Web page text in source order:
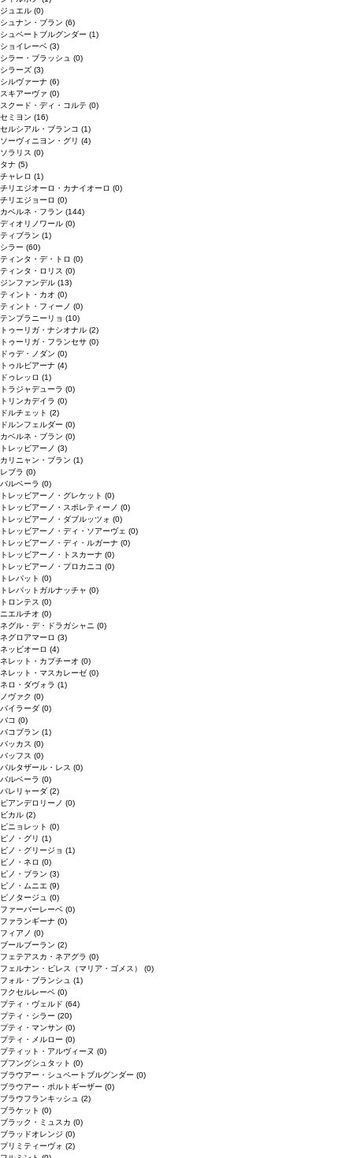
ジュエル (0)
シュナン・ブラン (6)
シュペートブルグンダー (1)
ショイレーベ (3)
シラー・ブラッシュ (0)
シラーズ (3)
シルヴァーナ (6)
スキアーヴァ (0)
スクード・ディ・コルテ (0)
セミヨン (16)
セルシアル・ブランコ (1)
ソーヴィニヨン・グリ (4)
ソラリス (0)
タナ (5)
チャレロ (1)
チリエジオーロ・カナイオーロ (0)
チリエジョーロ (0)
カベルネ・フラン (144)
ディオリノワール (0)
ティブラン (1)
シラー (60)
ティンタ・デ・トロ (0)
ティンタ・ロリス (0)
ジンファンデル (13)
ティント・カオ (0)
ティント・フィーノ (0)
テンプラニーリョ (10)
トゥーリガ・ナシオナル (2)
トゥーリガ・フランセサ (0)
ドゥデ・ノダン (0)
トゥルビアーナ (4)
ドゥレッロ (1)
トラジャデューラ (0)
トリンカデイラ (0)
ドルチェット (2)
ドルンフェルダー (0)
カベルネ・ブラン (0)
トレッビアーノ (3)
カリニャン・ブラン (1)
レブラ (0)
バルベーラ (0)
トレッビアーノ・グレケット (0)
トレッビアーノ・スポレティーノ (0)
トレッビアーノ・ダブルッツォ (0)
トレッビアーノ・ディ・ソアーヴェ (0)
トレッビアーノ・ディ・ルガーナ (0)
トレッビアーノ・トスカーナ (0)
トレッビアーノ・プロカニコ (0)
トレパット (0)
トレパットガルナッチャ (0)
トロンテス (0)
ニエルチオ (0)
ネグル・デ・ドラガシャニ (0)
ネグロアマーロ (3)
ネッビオーロ (4)
ネレット・カプチーオ (0)
ネレット・マスカレーゼ (0)
ネロ・ダヴォラ (1)
ノヴァク (0)
バイラーダ (0)
バコ (0)
バコブラン (1)
バッカス (0)
バッフス (0)
バルタザール・レス (0)
バルベーラ (0)
パレリャーダ (2)
ピアンデロリーノ (0)
ビカル (2)
ピニョレット (0)
ピノ・グリ (1)
ピノ・グリージョ (1)
ピノ・ネロ (0)
ピノ・ブラン (3)
ピノ・ムニエ (9)
ピノタージュ (0)
ファーバーレーベ (0)
ファランギーナ (0)
フィアノ (0)
ブールブーラン (2)
フェテアスカ・ネアグラ (0)
フェルナン・ピレス（マリア・ゴメス） (0)
フォル・ブランシュ (1)
フクセルレーベ (0)
プティ・ヴェルド (64)
プティ・シラー (20)
プティ・マンサン (0)
プティ・メルロー (0)
プティット・アルヴィーヌ (0)
プフングシュタット (0)
ブラウアー・シュペートブルグンダー (0)
ブラウアー・ポルトギーザー (0)
ブラウフランキッシュ (2)
ブラケット (0)
ブラック・ミュスカ (0)
ブラッドオレンジ (0)
プリミティーヴォ (2)